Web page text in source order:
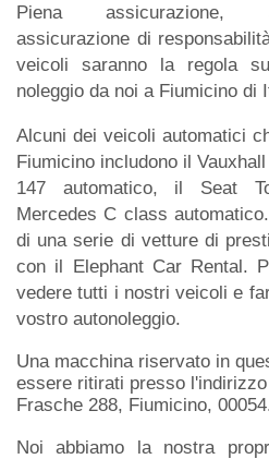
Piena assicurazione,
assicurazione di
veicoli saranno la regola
noleggio da noi a Fiumicino di
Alcuni dei veicoli automatici
Fiumicino includono il
147 automatico, il Seat
Mercedes C class
di una serie di vetture di
con il Elephant Car Rental.
vedere tutti i nostri veicoli e
vostro autonoleggio.
Una macchina riservato in
essere ritirati presso
Frasche 288, Fiumicino,
Noi abbiamo la nostra